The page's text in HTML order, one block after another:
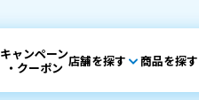
キャンペーン
・クーポン 店舗を探す 商品を探す